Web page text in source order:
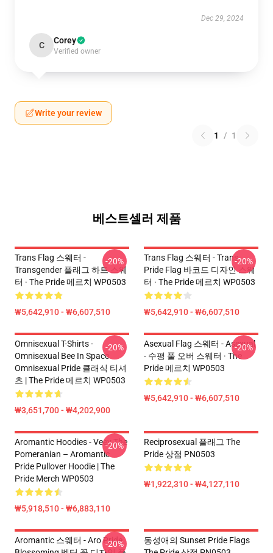
Dec 29, 2024
C Corey
Verified owner
Write your review
1 / 1
베스트셀러 제품
Trans Flag 스웨터 -
Transgender 플래그 하트 스웨
터 · The Pride 메르치 WP0503
₩5,642,910 - ₩6,607,510
-20%
Trans Flag 스웨터 - Trans
Pride Flag 바코드 디자인 스웨
터 · The Pride 메르치 WP0503
₩5,642,910 - ₩6,607,510
-20%
Omnisexual T-Shirts -
Omnisexual Bee In Space
Omnisexual Pride 클래식 티셔
츠 | The Pride 메르치 WP0503
₩3,651,700 - ₩4,202,900
-20%
Asexual Flag 스웨터 - Asexual
- 수평 풀 오버 스웨터 · The
Pride 메르치 WP0503
₩5,642,910 - ₩6,607,510
-20%
Aromantic Hoodies - Veev The
Pomeranian – Aromantic
Pride Pullover Hoodie | The
Pride Merch WP0503
₩5,918,510 - ₩6,883,110
-20%
Reciprosexual 플래그 The
Pride 상점 PN0503
₩1,922,310 - ₩4,127,110
Aromantic 스웨터 - Aro Pride
-20%
동성애의 Sunset Pride Flags